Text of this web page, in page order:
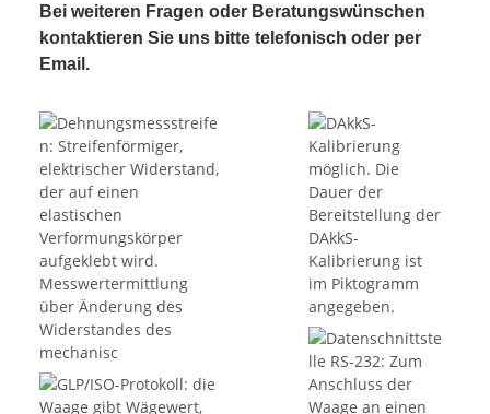
Bei weiteren Fragen oder Beratungswünschen
kontaktieren Sie uns bitte telefonisch oder per
Email.